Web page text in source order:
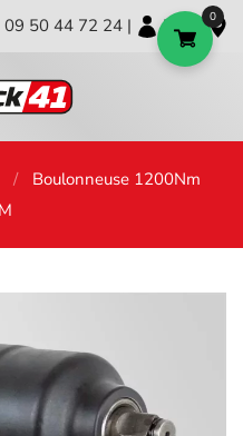
09 50 44 72 24 | | |
Boulonneuse 1200Nm
0